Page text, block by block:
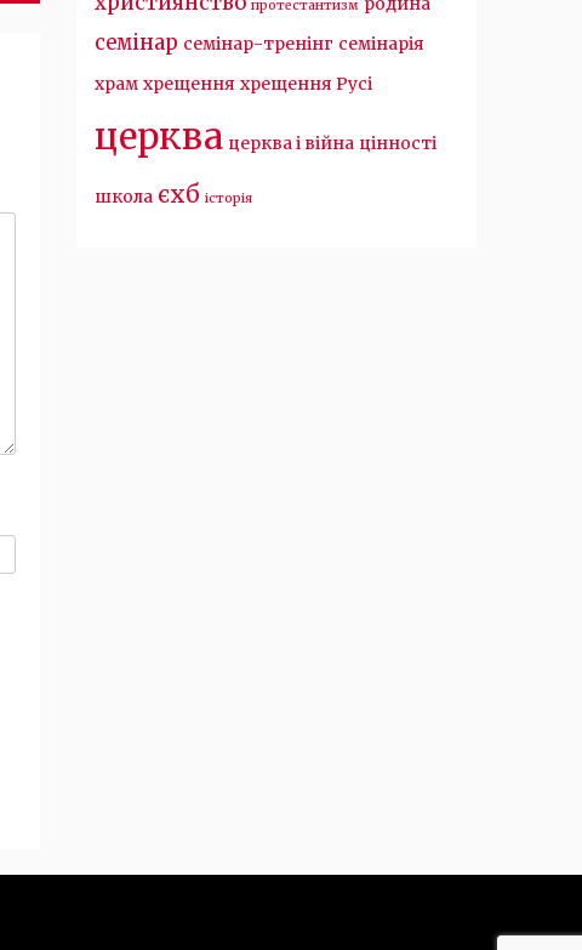
протестантизм
семінар семінар-тренінг семінарія
храм хрещення хрещення Русі
церква церква і війна цінності
школа єхб історія